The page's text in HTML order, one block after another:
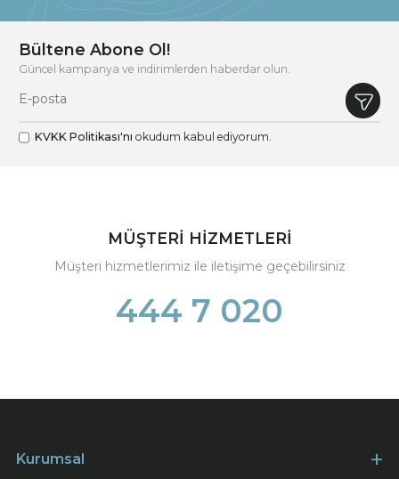
Bültene Abone Ol!
Güncel kampanya ve indirimlerden haberdar olun.
KVKK Politikası'nı okudum kabul ediyorum.
MÜŞTERİ HİZMETLERİ
Müşteri hizmetlerimiz ile iletişime geçebilirsiniz
444 7 020
Kurumsal